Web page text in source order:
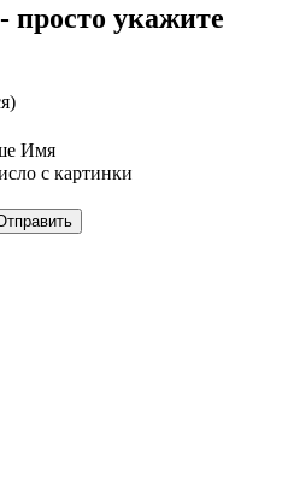
просто укажите
Имя
с картинки